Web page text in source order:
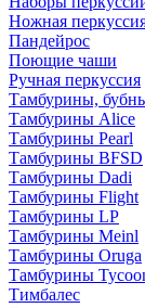
Ножная
Пандейрос
Поющие чаши
Ручная перкуссия
Тамбурины,
Тамбурины Alice
Тамбурины Pearl
Тамбурины BFSD
Тамбурины Dadi
Тамбурины Flight
Тамбурины LP
Тамбурины Meinl
Тамбурины Oruga
Тамбурины
Тимбалес